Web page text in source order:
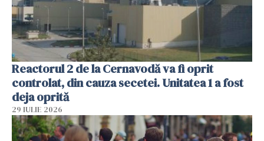
Reactorul 2 de la Cernavodă va fi oprit
controlat, din cauza secetei. Unitatea 1 a fost
deja oprită
29 IULIE 2026